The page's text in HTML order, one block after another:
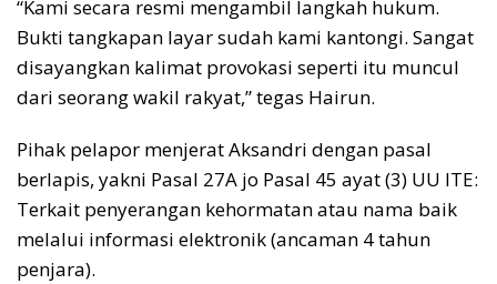
“Kami secara resmi mengambil langkah hukum.
Bukti tangkapan layar sudah kami kantongi. Sangat
disayangkan kalimat provokasi seperti itu muncul
dari seorang wakil rakyat,” tegas Hairun.
Pihak pelapor menjerat Aksandri dengan pasal
berlapis, yakni Pasal 27A jo Pasal 45 ayat (3) UU ITE:
Terkait penyerangan kehormatan atau nama baik
melalui informasi elektronik (ancaman 4 tahun
penjara).